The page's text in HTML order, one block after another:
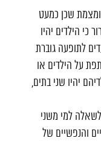
שכן כמעט
כי הילדים יהיו
לתופעה גוברת
על הילדים או
יהיו שני בתים,
למי משני
והנפשיים של